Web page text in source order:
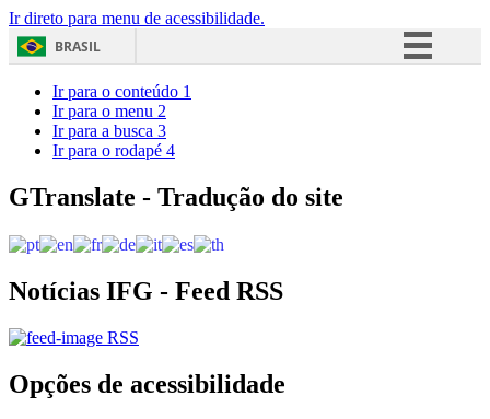
Ir direto para menu de acessibilidade.
BRASIL
Acesso à informação
Ir para o conteúdo 1
Ir para o menu 2
Ir para a busca 3
Ir para o rodapé 4
GTranslate - Tradução do site
Notícias IFG - Feed RSS
RSS
Opções de acessibilidade